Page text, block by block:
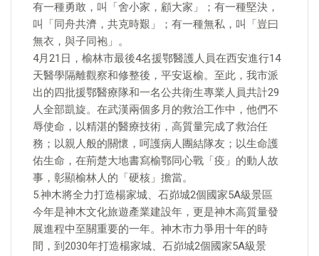
有一種勇敢，叫「舍小家，顧大家」；有一種堅決，
叫「同舟共濟，共克時艱」；有一種無私，叫「豈曰
無衣，與子同袍」。
4月21日，榆林市最後4名援鄂醫護人員在西安進行14
天醫學隔離觀察和修整後，平安返榆。至此，我市派
出的四批援鄂醫療隊和一名公共衛生專業人員共計29
人全部凱旋。在武漢兩個多月的救治工作中，他們不
辱使命，以精湛的醫療技術，高質量完成了救治任
務；以親人般的關懷，呵護病人團結隊友；以生命護
佑生命，在荊楚大地書寫榆鄂同心戰「疫」的動人故
事，彰顯榆林人的「硬核」擔當。
5.神木將全力打造楊家城、石峁城2個國家5A級景區
今年是神木文化旅遊產業建設年，更是神木高質量發
展進程中至關重要的一年。神木市力爭用十年的時
間，到2030年打造楊家城、石峁城2個國家5A級景